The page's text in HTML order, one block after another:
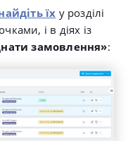
їх у розділі
і в діях із
замовлення»: